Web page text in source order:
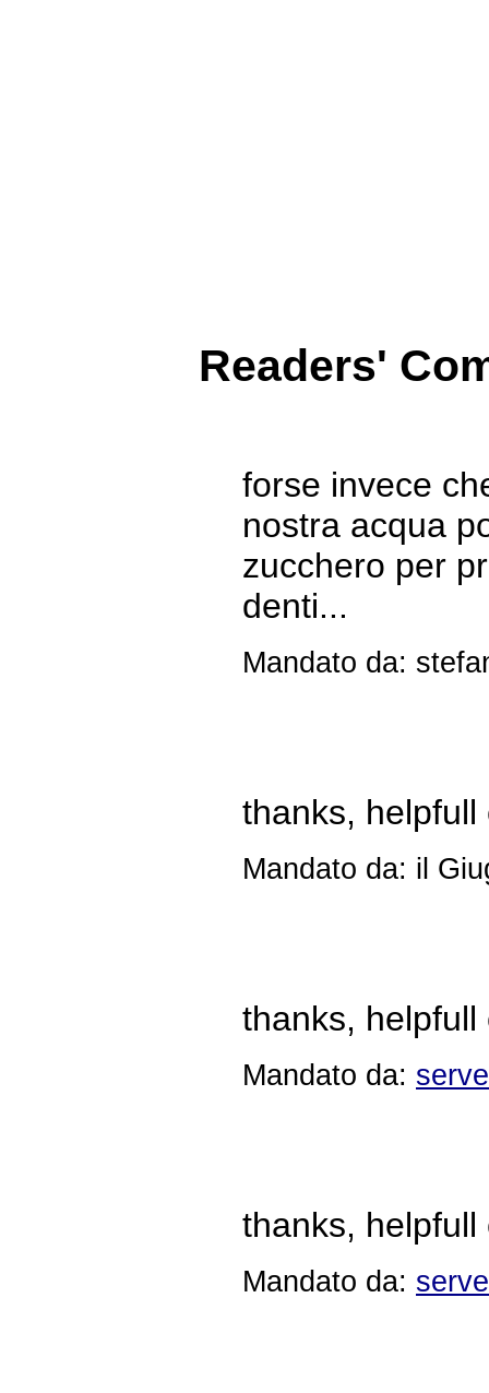
Readers'
forse invece
nostra acqua
zucchero per
denti...
Mandato da:
thanks, helpfull
Mandato da: il
thanks, helpfull
Mandato da:
thanks, helpfull
Mandato da: